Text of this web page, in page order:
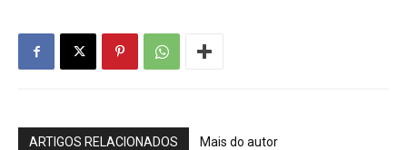
ARTIGOS RELACIONADOS Mais do autor